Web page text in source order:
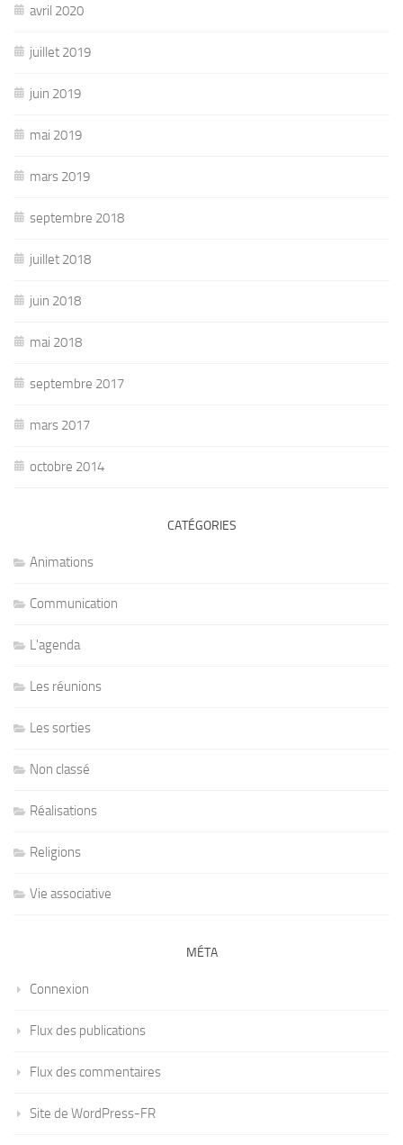
avril 2020
juillet 2019
juin 2019
mai 2019
mars 2019
septembre 2018
juillet 2018
juin 2018
mai 2018
septembre 2017
mars 2017
octobre 2014
CATÉGORIES
Animations
Communication
L'agenda
Les réunions
Les sorties
Non classé
Réalisations
Religions
Vie associative
MÉTA
Connexion
Flux des publications
Flux des commentaires
Site de WordPress-FR